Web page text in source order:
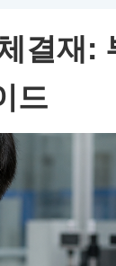
결재:
드